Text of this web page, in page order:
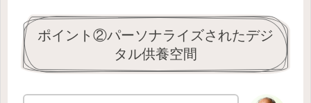
ポイント②パーソナライズされたデジ
タル供養空間